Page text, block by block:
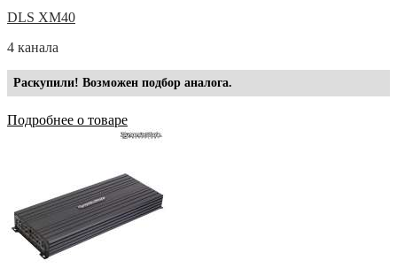
DLS XM40
4 канала
Раскупили! Возможен подбор аналога.
Подробнее о товаре